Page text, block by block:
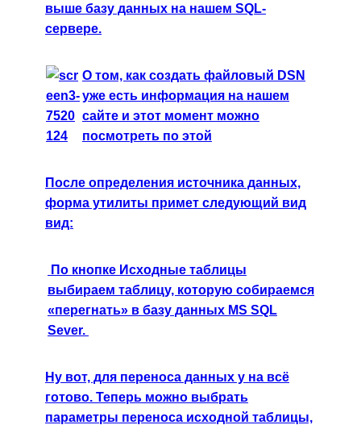
выше базу данных на нашем SQL-
сервере.
О том, как создать файловый DSN
уже есть информация на нашем
сайте и этот момент можно
посмотреть по этой
После определения источника данных,
форма утилиты примет следующий вид
вид:
По кнопке Исходные таблицы
выбираем таблицу, которую собираемся
«перегнать» в базу данных MS SQL
Sever.
Ну вот, для переноса данных у на всё
готово. Теперь можно выбрать
параметры переноса исходной таблицы,